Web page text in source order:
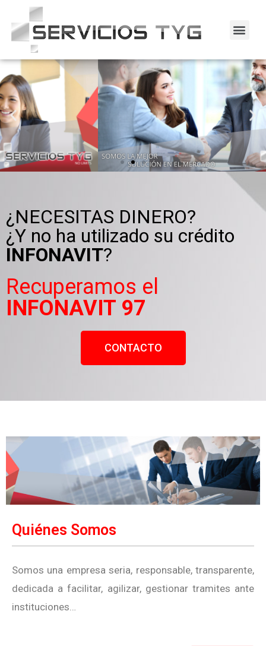
¿NECESITAS DINERO?
¿Y no ha utilizado su crédito
INFONAVIT?
Recuperamos el
INFONAVIT 97
CONTACTO
Quiénes Somos
Somos una empresa seria, responsable, transparente,
dedicada a facilitar, agilizar, gestionar tramites ante
instituciones…